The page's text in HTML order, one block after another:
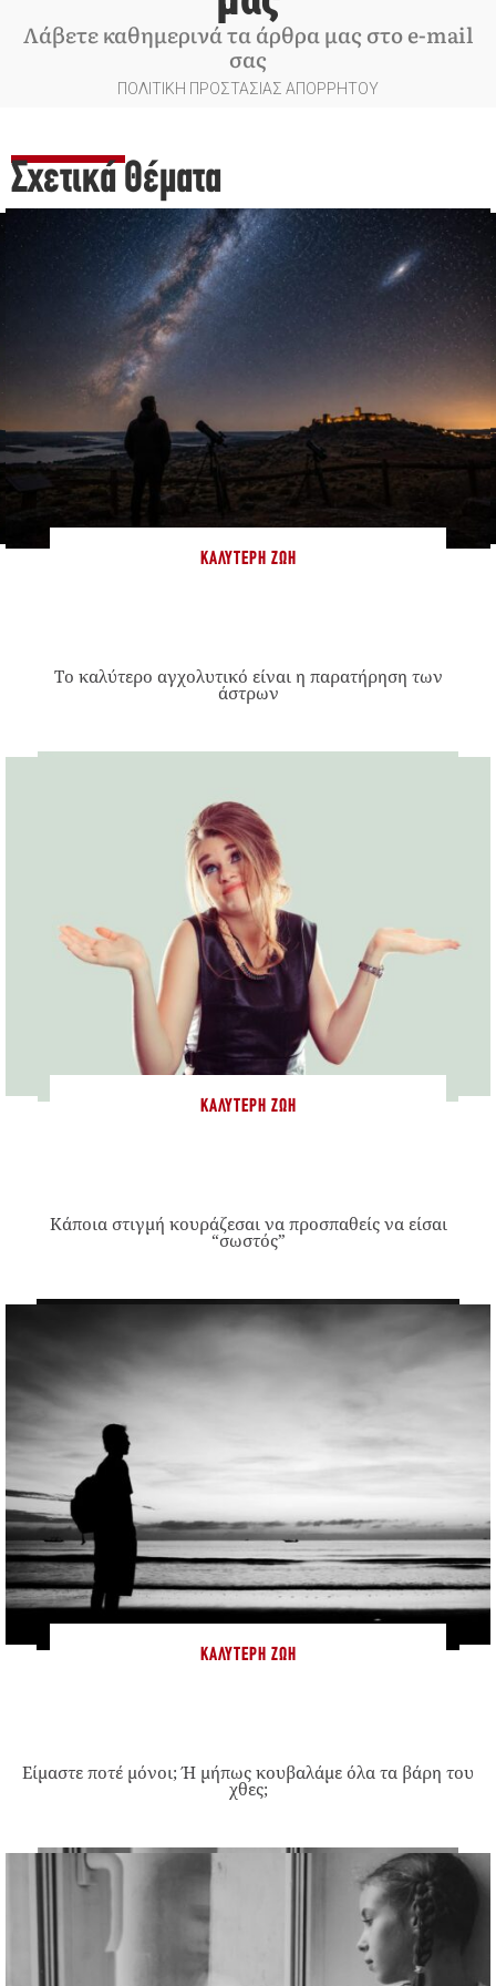
Λάβετε καθημερινά τα άρθρα μας στο e-mail
σας
ΠΟΛΙΤΙΚΗ ΠΡΟΣΤΑΣΙΑΣ ΑΠΟΡΡΗΤΟΥ
Σχετικά Θέματα
ΚΑΛΎΤΕΡΗ ΖΩΉ
Το καλύτερο αγχολυτικό είναι η παρατήρηση των
άστρων
ΚΑΛΎΤΕΡΗ ΖΩΉ
Κάποια στιγμή κουράζεσαι να προσπαθείς να είσαι
“σωστός”
ΚΑΛΎΤΕΡΗ ΖΩΉ
Είμαστε ποτέ μόνοι; Ή μήπως κουβαλάμε όλα τα βάρη του
χθες;